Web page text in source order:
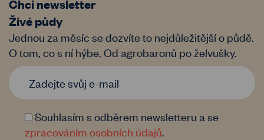
Chci newsletter
Živé půdy
Jednou za měsíc se dozvíte to nejdůležitější o půdě.
O tom, co s ní hýbe. Od agrobaronů po želvušky.
Souhlasím s odběrem newsletteru a se
zpracováním osobních údajů.